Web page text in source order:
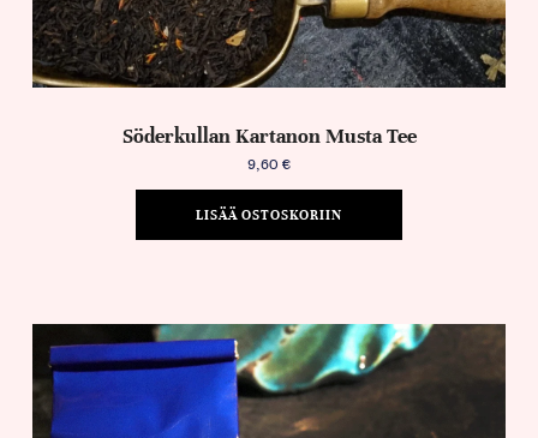
Söderkullan Kartanon Musta Tee
9,60 €
LISÄÄ OSTOSKORIIN